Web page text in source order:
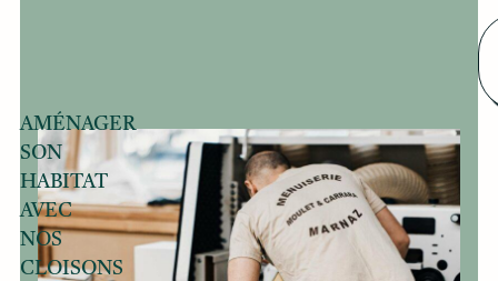
AMÉNAGER
SON
HABITAT
AVEC
NOS
CLOISONS